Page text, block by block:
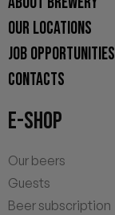
OUR LOCATIONS
JOB OPPORTUNITIES
CONTACTS
E-SHOP
Our beers
Guests
Beer subscription